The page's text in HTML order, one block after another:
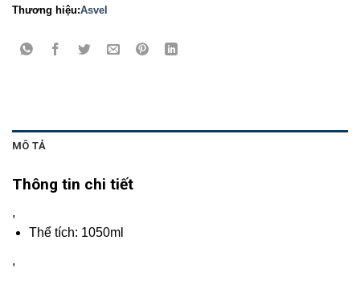
Thương hiệu:Asvel
MÔ TẢ
Thông tin chi tiết
,
Thể tích: 1050ml
,